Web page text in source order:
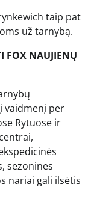
taip pat
už tarnybą.
FOX NAUJIENŲ
vaidmenį per
Rytuose ir
sezonines
nariai gali ilsėtis